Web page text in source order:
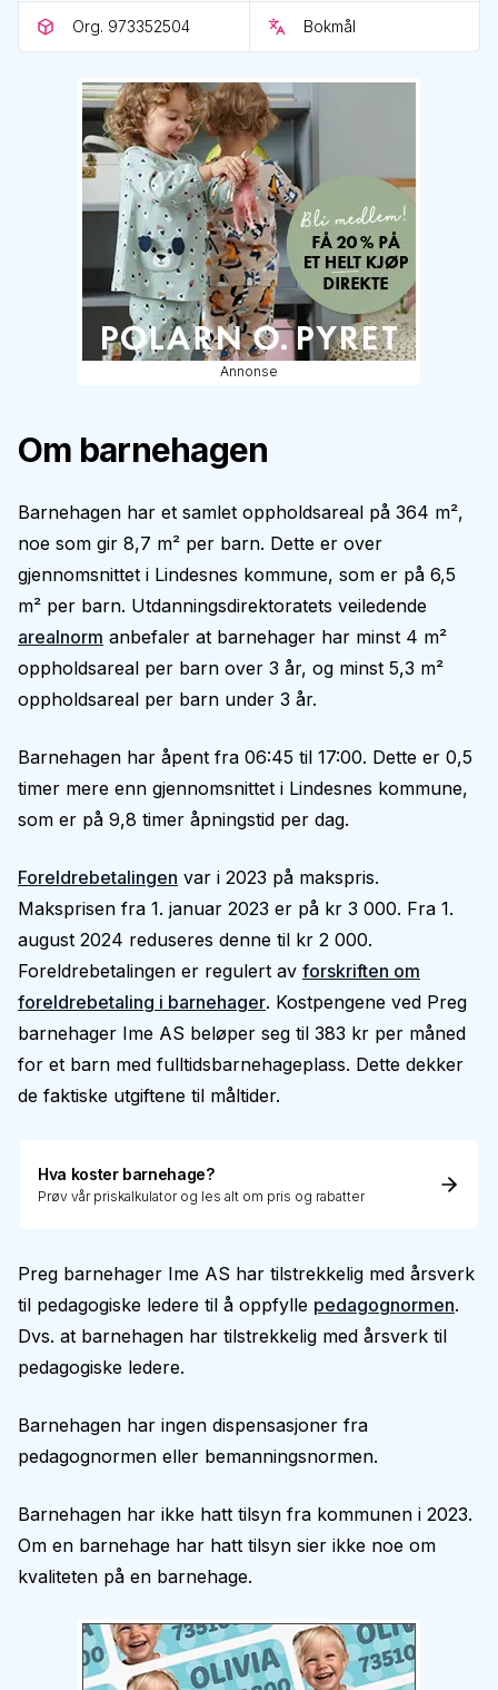
Org. 973352504 Bokmål
Annonse
Om barnehagen
Barnehagen har et samlet oppholdsareal på 364 m²,
noe som gir 8,7 m² per barn. Dette er over
gjennomsnittet i Lindesnes kommune, som er på 6,5
m² per barn. Utdanningsdirektoratets veiledende
arealnorm anbefaler at barnehager har minst 4 m²
oppholdsareal per barn over 3 år, og minst 5,3 m²
oppholdsareal per barn under 3 år.
Barnehagen har åpent fra 06:45 til 17:00. Dette er 0,5
timer mere enn gjennomsnittet i Lindesnes kommune,
som er på 9,8 timer åpningstid per dag.
Foreldrebetalingen var i 2023 på makspris.
Maksprisen fra 1. januar 2023 er på kr 3 000. Fra 1.
august 2024 reduseres denne til kr 2 000.
Foreldrebetalingen er regulert av forskriften om
foreldrebetaling i barnehager. Kostpengene ved Preg
barnehager Ime AS beløper seg til 383 kr per måned
for et barn med fulltidsbarnehageplass. Dette dekker
de faktiske utgiftene til måltider.
Hva koster barnehage?
Prøv vår priskalkulator og les alt om pris og rabatter
Preg barnehager Ime AS har tilstrekkelig med årsverk
til pedagogiske ledere til å oppfylle pedagognormen.
Dvs. at barnehagen har tilstrekkelig med årsverk til
pedagogiske ledere.
Barnehagen har ingen dispensasjoner fra
pedagognormen eller bemanningsnormen.
Barnehagen har ikke hatt tilsyn fra kommunen i 2023.
Om en barnehage har hatt tilsyn sier ikke noe om
kvaliteten på en barnehage.